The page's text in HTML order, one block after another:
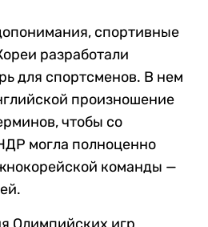
спортивные
разработали
для спортсменов. В нем
произношение
чтобы со
могла полноценно
команды —